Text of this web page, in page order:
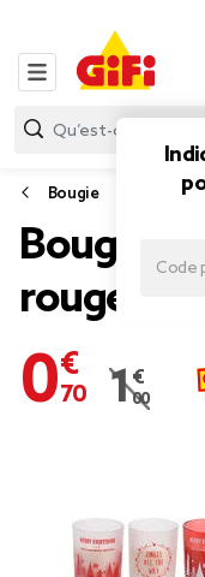
Bougie
Bougie
rouge et
0,70 €
Prix
1,00 €